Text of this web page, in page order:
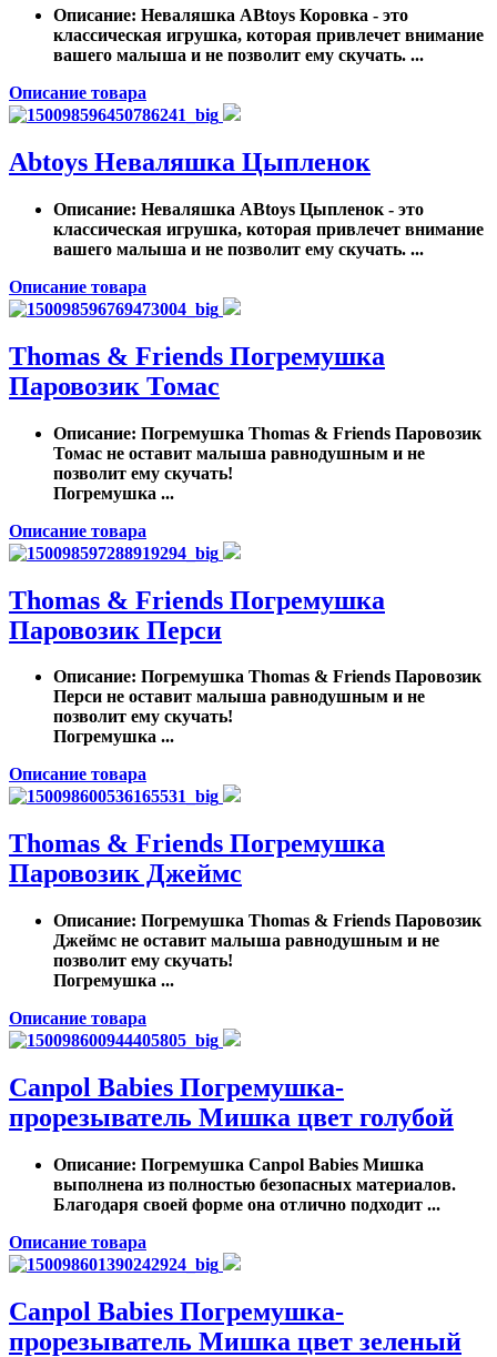
Описание: Неваляшка ABtoys Коровка - это
классическая игрушка, которая привлечет внимание
вашего малыша и не позволит ему скучать. ...
Описание товара
Abtoys Неваляшка Цыпленок
Описание: Неваляшка ABtoys Цыпленок - это
классическая игрушка, которая привлечет внимание
вашего малыша и не позволит ему скучать. ...
Описание товара
Thomas & Friends Погремушка
Паровозик Томас
Описание: Погремушка Thomas & Friends Паровозик
Томас не оставит малыша равнодушным и не
позволит ему скучать!
Погремушка ...
Описание товара
Thomas & Friends Погремушка
Паровозик Перси
Описание: Погремушка Thomas & Friends Паровозик
Перси не оставит малыша равнодушным и не
позволит ему скучать!
Погремушка ...
Описание товара
Thomas & Friends Погремушка
Паровозик Джеймс
Описание: Погремушка Thomas & Friends Паровозик
Джеймс не оставит малыша равнодушным и не
позволит ему скучать!
Погремушка ...
Описание товара
Canpol Babies Погремушка-
прорезыватель Мишка цвет голубой
Описание: Погремушка Canpol Babies Мишка
выполнена из полностью безопасных материалов.
Благодаря своей форме она отлично подходит ...
Описание товара
Canpol Babies Погремушка-
прорезыватель Мишка цвет зеленый